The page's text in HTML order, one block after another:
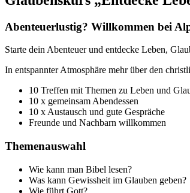
Abenteuerlustig? Willkommen bei
Starte dein Abenteuer und entdecke Leben,
In entspannter Atmosphäre mehr über den
10 Treffen mit Themen zu Leben und
10 x gemeinsam Abendessen
10 x Austausch und gute Gespräche
Freunde und Nachbarn willkommen
Themenauswahl
Wie kann man Bibel lesen?
Was kann Gewissheit im Glauben geben?
Wie führt Gott?